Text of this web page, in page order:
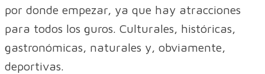
por donde empezar, ya que hay atracciones
para todos los guros. Culturales, históricas,
gastronómicas, naturales y, obviamente,
deportivas.